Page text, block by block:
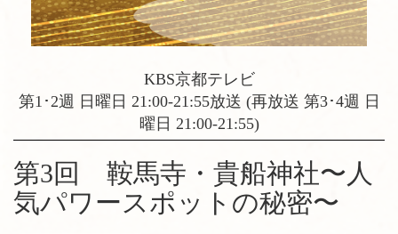
KBS京都テレビ
第1･2週 日曜日 21:00-21:55放送 (再放送 第3･4週 日
曜日 21:00-21:55)
第3回 鞍馬寺・貴船神社〜人
気パワースポットの秘密〜